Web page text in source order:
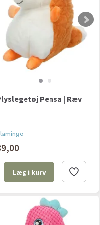
Pensa | Ræv
Læg i kurv